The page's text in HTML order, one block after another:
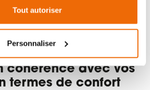
Tout autoriser
Personnaliser
que vous souhaitez
distribution de
cohérence avec vos
termes de confort